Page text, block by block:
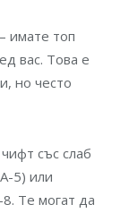
имате топ
вас. Това е
но често
със слаб
5) или
Те могат да